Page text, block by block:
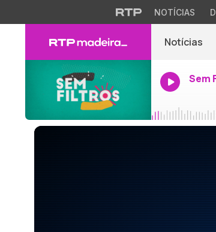
NOTÍCIAS
Notícias
Sem